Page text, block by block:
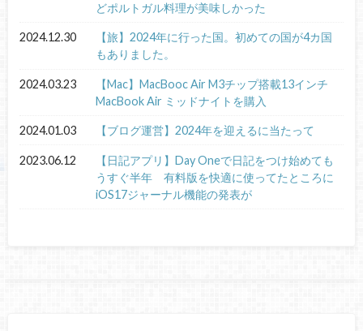
どポルトガル料理が美味しかった
2024.12.30
【旅】2024年に行った国。初めての国が4カ国
もありました。
2024.03.23
【Mac】MacBooc Air M3チップ搭載13インチ
MacBook Air ミッドナイトを購入
2024.01.03 【ブログ運営】2024年を迎えるに当たって
2023.06.12
【日記アプリ】Day Oneで日記をつけ始めても
うすぐ半年 有料版を快適に使ってたところに
iOS17ジャーナル機能の発表が